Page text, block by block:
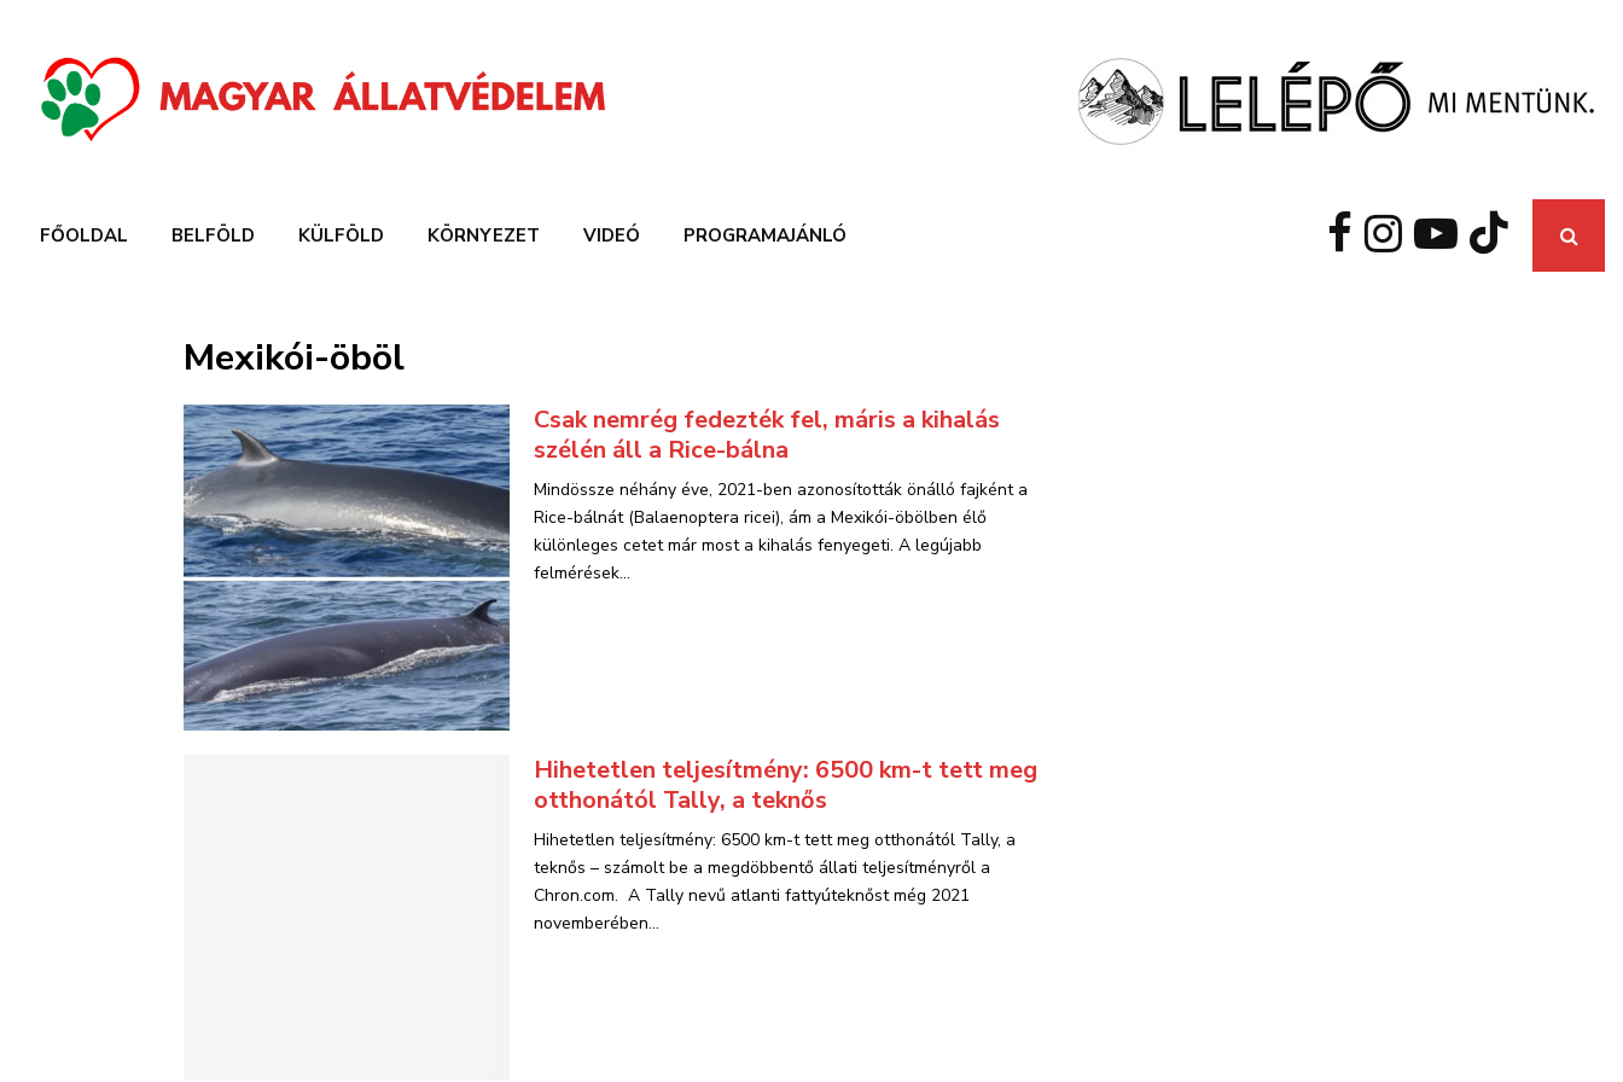
FŐOLDAL BELFÖLD KÜLFÖLD KÖRNYEZET VIDEÓ PROGRAMAJÁNLÓ
Mexikói-öböl
Csak nemrég fedezték fel, máris a kihalás
szélén áll a Rice-bálna
Mindössze néhány éve, 2021-ben azonosították önálló fajként a
Rice-bálnát (Balaenoptera ricei), ám a Mexikói-öbölben élő
különleges cetet már most a kihalás fenyegeti. A legújabb
felmérések...
Hihetetlen teljesítmény: 6500 km-t tett meg
otthonától Tally, a teknős
Hihetetlen teljesítmény: 6500 km-t tett meg otthonától Tally, a
teknős – számolt be a megdöbbentő állati teljesítményről a
Chron.com. A Tally nevű atlanti fattyúteknőst még 2021
novemberében...